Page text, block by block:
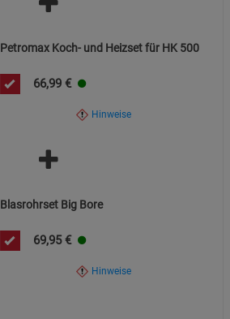
Petromax Koch- und Heizset für HK 500
66,99 €
Hinweise
Blasrohrset Big Bore
69,95 €
Hinweise